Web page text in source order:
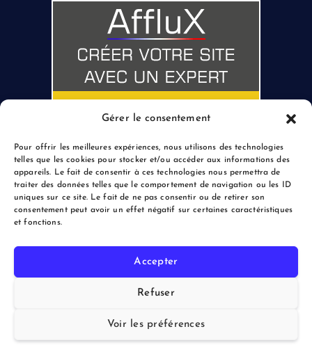
Gérer le consentement
Pour offrir les meilleures expériences, nous utilisons des technologies
telles que les cookies pour stocker et/ou accéder aux informations des
appareils. Le fait de consentir à ces technologies nous permettra de
traiter des données telles que le comportement de navigation ou les ID
uniques sur ce site. Le fait de ne pas consentir ou de retirer son
consentement peut avoir un effet négatif sur certaines caractéristiques
et fonctions.
Accepter
Refuser
Voir les préférences
Copyright © 2026 le Blogreporter | Powered by Afflux.info